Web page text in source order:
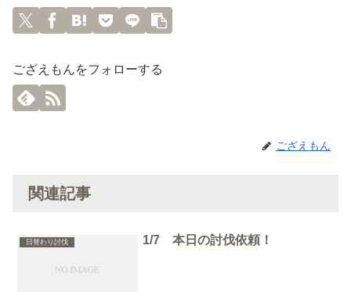
ござえもんをフォローする
ござえもん
関連記事
日替わり討伐 1/7 本日の討伐依頼！